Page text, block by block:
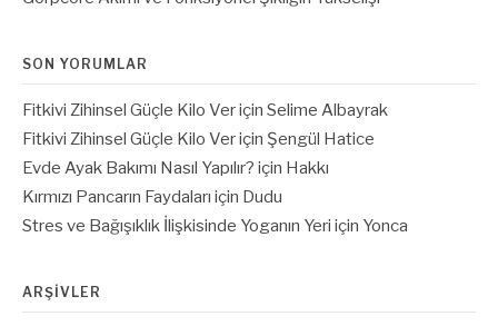
SON YORUMLAR
Fitkivi Zihinsel Güçle Kilo Veriçin Selime Albayrak
Fitkivi Zihinsel Güçle Kilo Veriçin Şengül Hatice
Evde Ayak Bakımı Nasıl Yapılır? için Hakkı
Kırmızı Pancarın Faydaları için Dudu
Stres ve Bağışıklık İlişkisinde Yoganın Yeri için Yonca
ARŞIVLER